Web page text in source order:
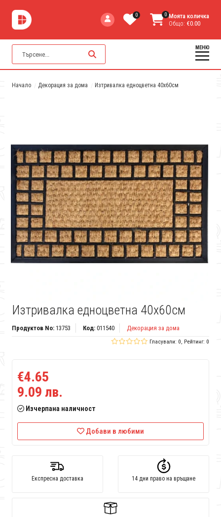
0 0 Моята количка
Общо: €0.00
МЕНЮ
Начало Декорация за дома Изтривалка едноцветна 40x60см
Изтривалка едноцветна 40x60см
Продуктов No:13753 Код:011540 Декорация за дома
Гласували: 0, Рейтинг: 0
€4.65
9.09 лв.
Изчерпана наличност
Добави в любими
Експресна доставка 14 дни право на връщане